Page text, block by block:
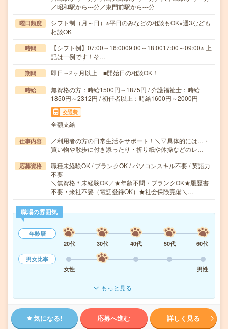
／昭和駅から---分／東門前駅から---分
曜日頻度
シフト制（月～日）※平日のみなどの相談もOK※週3なども
相談OK
時間
【シフト例】07:00～16:0009:00～18:0017:00～09:00※ 上
記は一例です！そ…
期間 即日～2ヶ月以上 ■開始日の相談OK！
時給
無資格の方：時給1500円～1875円 / 介護福祉士：時給
1850円～2312円 / 初任者以上：時給1600円～2000円
交通費
全額支給
仕事内容
／利用者の方の日常生活をサポート！＼▽具体的には…・
買い物や散歩に付き添ったり・折り紙や体操などのレ…
応募資格
職種未経験OK / ブランクOK / パソコンスキル不要 / 英語力
不要
＼無資格＊未経験OK／★年齢不問・ブランクOK★履歴書
不要・来社不要（電話登録OK）★社会保険完備＼…
職場の雰囲気
年齢層
20代
30代 40代 50代
60代
男女比率
女性
男性
もっと見る
気になる! 応募へ進む 詳しく見る